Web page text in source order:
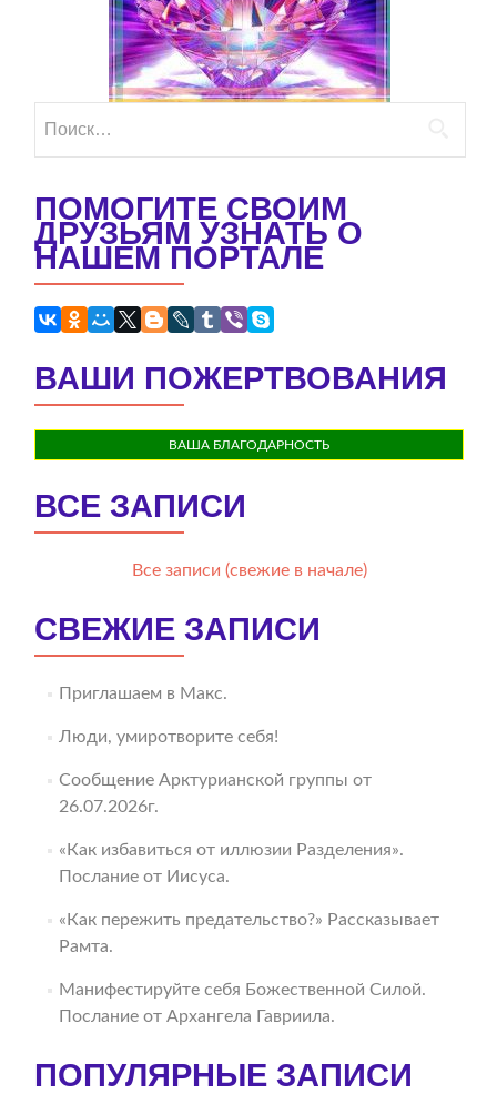
ПОМОГИТЕ СВОИМ
ДРУЗЬЯМ УЗНАТЬ О
НАШЕМ ПОРТАЛЕ
ВАШИ ПОЖЕРТВОВАНИЯ
ВАША БЛАГОДАРНОСТЬ
ВСЕ ЗАПИСИ
Все записи (свежие в начале)
СВЕЖИЕ ЗАПИСИ
Приглашаем в Макс.
Люди, умиротворите себя!
Сообщение Арктурианской группы от
26.07.2026г.
«Как избавиться от иллюзии Разделения».
Послание от Иисуса.
«Как пережить предательство?» Рассказывает
Рамта.
Манифестируйте себя Божественной Силой.
Послание от Архангела Гавриила.
ПОПУЛЯРНЫЕ ЗАПИСИ